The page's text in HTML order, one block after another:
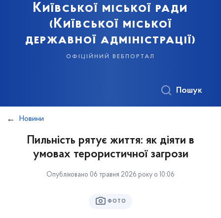
Київської міської ради
(Київської міської
державної адміністрації)
офіційний вебпортал
Пошук
Новини
Пильність рятує життя: як діяти в
умовах терористичної загрози
Опубліковано 06 травня 2026 року о 10:06
ФОТО